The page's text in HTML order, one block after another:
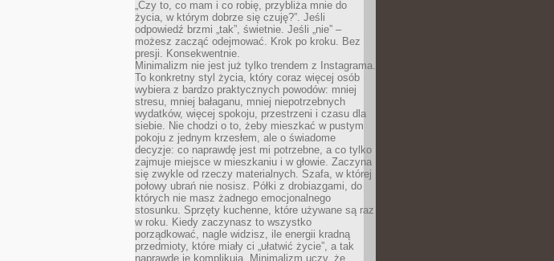
„Czy to, co mam i co robię, przybliża mnie do
życia, w którym dobrze się czuję?”. Jeśli
odpowiedź brzmi „tak”, świetnie. Jeśli „nie” –
możesz zacząć odejmować. Krok po kroku. Bez
presji. Konsekwentnie.
Minimalizm nie jest już tylko trendem z Instagrama.
To konkretny styl życia, który coraz więcej osób
wybiera z bardzo praktycznych powodów: mniej
stresu, mniej bałaganu, mniej niepotrzebnych
wydatków, więcej spokoju, przestrzeni i czasu dla
siebie. Nie chodzi o to, żeby mieszkać w pustym
pokoju z jednym krzesłem, ale o świadome
decyzje: co naprawdę jest mi potrzebne, a co tylko
zajmuje miejsce w mieszkaniu i w głowie. Zaczyna
się zwykle od rzeczy materialnych. Szafa, w której
połowy ubrań nie nosisz. Półki z drobiazgami, do
których nie masz żadnego emocjonalnego
stosunku. Sprzęty kuchenne, które używane są raz
w roku. Kiedy zaczynasz to wszystko
porządkować, nagle widzisz, ile energii kradną
przedmioty, które miały ci „ułatwić życie”, a tak
naprawdę je komplikują. Minimalizm uczy, że